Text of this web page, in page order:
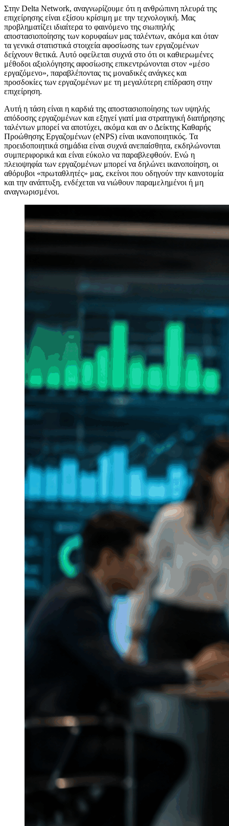
Στην Delta Network, αναγνωρίζουμε ότι η ανθρώπινη πλευρά της
επιχείρησης είναι εξίσου κρίσιμη με την τεχνολογική. Μας
προβληματίζει ιδιαίτερα το φαινόμενο της σιωπηλής
αποστασιοποίησης των κορυφαίων μας ταλέντων, ακόμα και όταν
τα γενικά στατιστικά στοιχεία αφοσίωσης των εργαζομένων
δείχνουν θετικά. Αυτό οφείλεται συχνά στο ότι οι καθιερωμένες
μέθοδοι αξιολόγησης αφοσίωσης επικεντρώνονται στον «μέσο
εργαζόμενο», παραβλέποντας τις μοναδικές ανάγκες και
προσδοκίες των εργαζομένων με τη μεγαλύτερη επίδραση στην
επιχείρηση.
Αυτή η τάση είναι η καρδιά της αποστασιοποίησης των υψηλής
απόδοσης εργαζομένων και εξηγεί γιατί μια στρατηγική διατήρησης
ταλέντων μπορεί να αποτύχει, ακόμα και αν ο Δείκτης Καθαρής
Προώθησης Εργαζομένων (eNPS) είναι ικανοποιητικός. Τα
προειδοποιητικά σημάδια είναι συχνά ανεπαίσθητα, εκδηλώνονται
συμπεριφορικά και είναι εύκολο να παραβλεφθούν. Ενώ η
πλειοψηφία των εργαζομένων μπορεί να δηλώνει ικανοποίηση, οι
αθόρυβοι «πρωταθλητές» μας, εκείνοι που οδηγούν την καινοτομία
και την ανάπτυξη, ενδέχεται να νιώθουν παραμελημένοι ή μη
αναγνωρισμένοι.